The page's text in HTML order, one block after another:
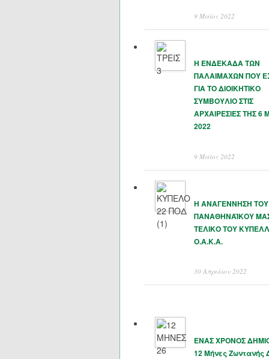
9 Μάϊος 2022
Η ΕΝΔΕΚΑΔΑ ΤΩΝ
ΠΑΛΑΙΜΑΧΩΝ ΠΟΥ
ΓΙΑ ΤΟ ΔΙΟΙΚΗΤΙΚΟ
ΣΥΜΒΟΥΛΙΟ ΣΤΙΣ
ΑΡΧΑΙΡΕΣΙΕΣ ΤΗΣ 6
2022
9 Μάϊος 2022
Η ΑΝΑΓΕΝΝΗΣΗ ΤΟΥ
ΠΑΝΑΘΗΝΑΪΚΟΥ
ΤΕΛΙΚΟ ΤΟΥ
Ο.Α.Κ.Α.
30 Απριλίου 2022
ΕΝΑΣ ΧΡΟΝΟΣ
12 Μήνες Ζωντανής